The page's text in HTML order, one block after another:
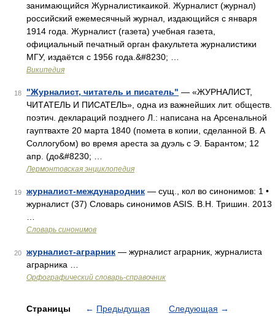
занимающийся Журналистикаикой. Журналист (журнал)
российский ежемесячный журнал, издающийся с января
1914 года. Журналист (газета) учебная газета,
официальный печатный орган факультета журналистики
МГУ, издаётся с 1956 года.&#8230; …
Википедия
18 "Журналист, читатель и писатель" — «ЖУРНАЛИСТ,
ЧИТАТЕЛЬ И ПИСАТЕЛЬ», одна из важнейших лит. обществ.
поэтич. деклараций позднего Л.: написана на Арсенальной
гауптвахте 20 марта 1840 (помета в копии, сделанной В. А
Соллогубом) во время ареста за дуэль с Э. Барантом; 12
апр. (до&#8230; …
Лермонтовская энциклопедия
19 журналист-международник — сущ., кол во синонимов: 1 •
журналист (37) Словарь синонимов ASIS. В.Н. Тришин. 2013
Словарь синонимов
20 журналист-аграрник — журналист аграрник, журналиста
аграрника …
Орфографический словарь-справочник
Страницы ← Предыдущая Следующая →